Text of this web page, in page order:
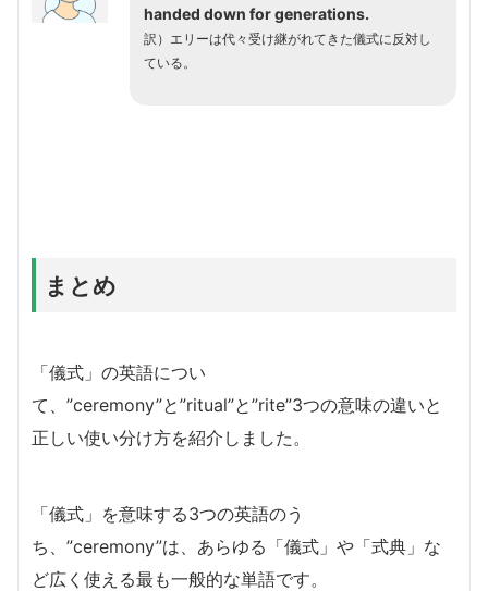
handed down for generations.
訳）エリーは代々受け継がれてきた儀式に反対し
ている。
まとめ
「儀式」の英語につい
て、”ceremony”と”ritual”と”rite”3つの意味の違いと
正しい使い分け方を紹介しました。
「儀式」を意味する3つの英語のう
ち、”ceremony”は、あらゆる「儀式」や「式典」な
ど広く使える最も一般的な単語です。